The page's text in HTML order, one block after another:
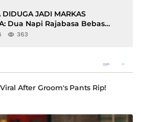
DIDUGA JADI MARKAS
Dua Napi Rajabasa Bebas
Muncul Dugaan
363